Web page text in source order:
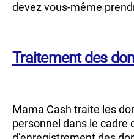
devez vous-même
Traitement des
Mama Cash traite les
personnel dans le cadre